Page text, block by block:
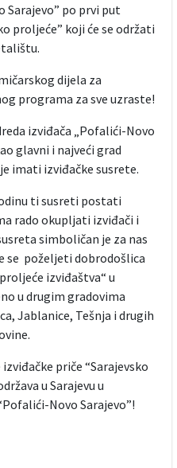
Sarajevo” po prvi put
proljeće” koji će se održati
dijela za
programa za sve uzraste!
izviđača „Pofalići-Novo
glavni i najveći grad
imati izviđačke susrete.
ti susreti postati
rado okupljati izviđači i
simboličan je za nas
se poželjeti dobrodošlica
izviđaštva“ u
u drugim gradovima
Jablanice, Tešnja i drugih
priče “Sarajevsko
u Sarajevu u
Novo Sarajevo”!